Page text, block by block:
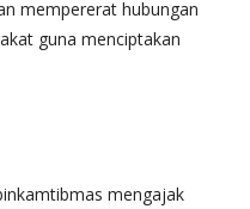
mempererat hubungan
guna menciptakan
mengajak